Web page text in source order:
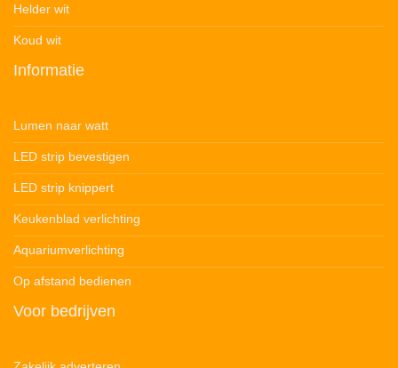
Helder wit
Koud wit
Informatie
Lumen naar watt
LED strip bevestigen
LED strip knippert
Keukenblad verlichting
Aquariumverlichting
Op afstand bedienen
Voor bedrijven